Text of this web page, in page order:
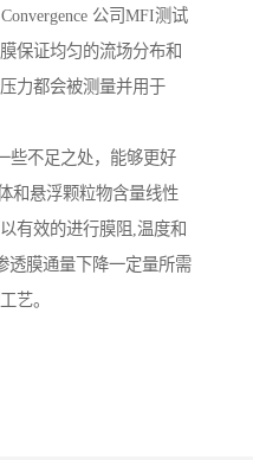
公司MFI测试
保证均匀的流场分布和
力都会被测量并用于
些不足之处，能够更好
和悬浮颗粒物含量线性
有效的进行膜阻,温度和
透膜通量下降一定量所需
艺。